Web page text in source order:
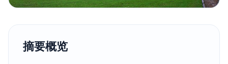
摘要概览